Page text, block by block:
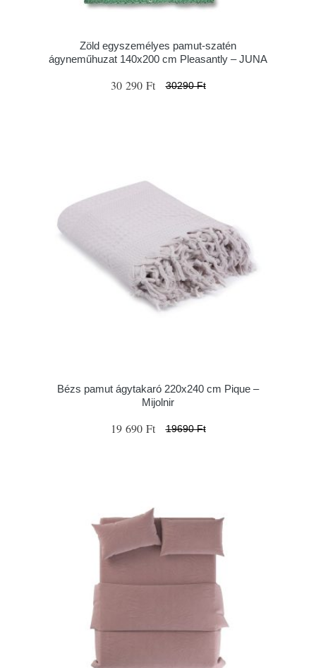
Zöld egyszemélyes pamut-szatén
ágyneműhuzat 140x200 cm Pleasantly – JUNA
30 290 Ft 30290 Ft
Bézs pamut ágytakaró 220x240 cm Pique –
Mijolnir
19 690 Ft 19690 Ft